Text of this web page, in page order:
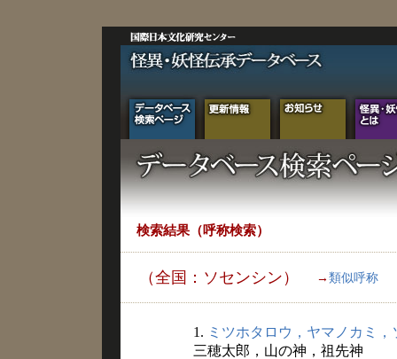
検索結果（呼称検索）
（全国：ソセンシン） → 類似呼称
1. ミツホタロウ，ヤマノカミ，
三穂太郎，山の神，祖先神